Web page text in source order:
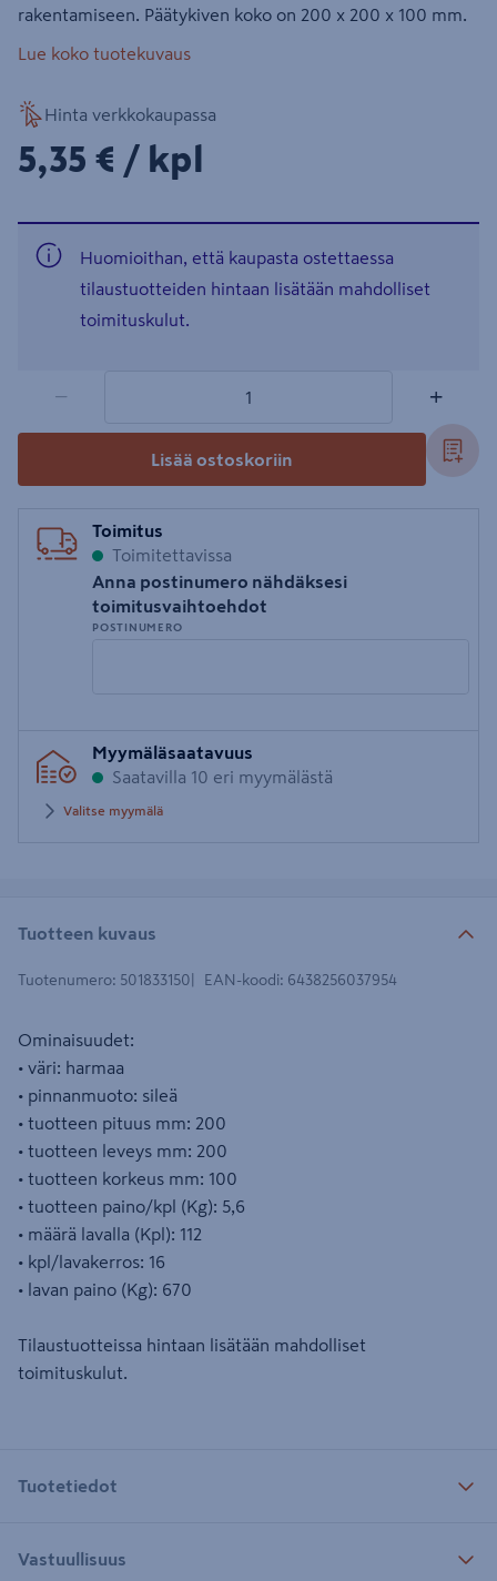
rakentamiseen. Päätykiven koko on 200 x 200 x 100 mm.
Lue koko tuotekuvaus
Hinta verkkokaupassa
5,35€/kpl
5,35 € / kpl
Huomioithan, että kaupasta ostettaessa
tilaustuotteiden hintaan lisätään mahdolliset
toimituskulut.
− +
Lisää ostoskoriin
Toimitus
Toimitettavissa
Anna postinumero nähdäksesi
toimitusvaihtoehdot
POSTINUMERO
postinumero
Myymäläsaatavuus
Saatavilla 10 eri myymälästä
Valitse myymälä
Tuotteen kuvaus
Tuotenumero: 501833150 EAN-koodi: 6438256037954
Ominaisuudet:
• väri: harmaa
• pinnanmuoto: sileä
• tuotteen pituus mm: 200
• tuotteen leveys mm: 200
• tuotteen korkeus mm: 100
• tuotteen paino/kpl (Kg): 5,6
• määrä lavalla (Kpl): 112
• kpl/lavakerros: 16
• lavan paino (Kg): 670
Tilaustuotteissa hintaan lisätään mahdolliset
toimituskulut.
Tuotetiedot
Vastuullisuus